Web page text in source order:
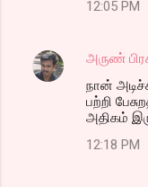
12:05 PM
அருண்
நான்
பற்றி
அதிகம்
12:18 PM